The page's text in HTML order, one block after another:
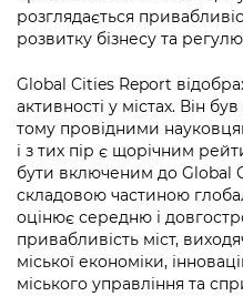
Річні звіти
Гендерна політика
Безбар'єрність
Київська міська
Портал послуг
Міський застосунок
Важливе під час
Публічні дашборди
розглядається
розвитку бізнесу та
Global Cities Report
активності у містах. Він
тому провідними
і з тих пір є щорічним
бути включеним до Global
складовою частиною
оцінює середню і
привабливість міст,
міської економіки,
міського управління та